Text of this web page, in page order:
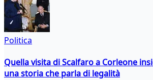
Politica
Quella visita di Scalfaro a Corleone
una storia che parla di legalità